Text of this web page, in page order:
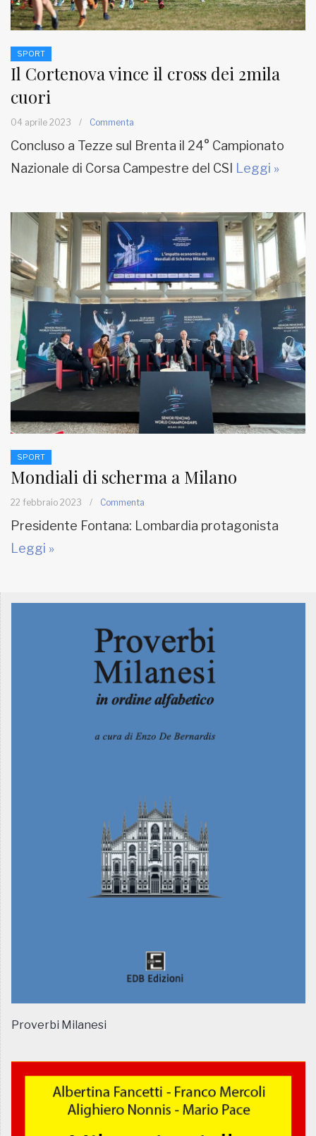
SPORT
Il Cortenova vince il cross dei 2mila
cuori
04 aprile 2023 / Commenta
Concluso a Tezze sul Brenta il 24° Campionato
Nazionale di Corsa Campestre del CSI
Leggi »
SPORT
Mondiali di scherma a Milano
22 febbraio 2023 / Commenta
Presidente Fontana: Lombardia protagonista
Leggi »
Proverbi Milanesi